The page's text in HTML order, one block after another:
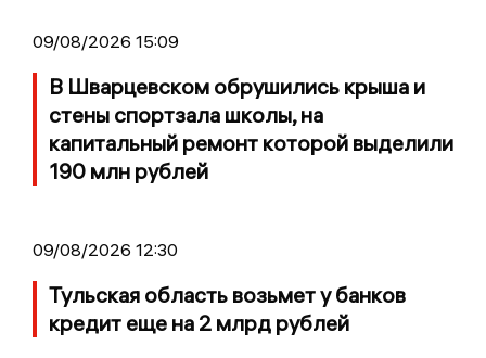
09/08/2026 15:09
В Шварцевском обрушились крыша и
стены спортзала школы, на
капитальный ремонт которой выделили
190 млн рублей
09/08/2026 12:30
Тульская область возьмет у банков
кредит еще на 2 млрд рублей